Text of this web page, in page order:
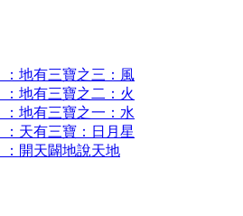
地有三寶之三：風
地有三寶之二：火
地有三寶之一：水
天有三寶：日月星
開天闢地說天地